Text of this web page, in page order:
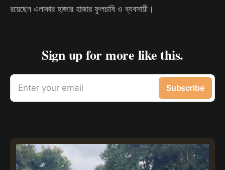
রয়েছেন এলাকার হাজার হাজার ফুলচাষি ও ব্যবসায়ী।
Sign up for more like this.
Enter your email Subscribe